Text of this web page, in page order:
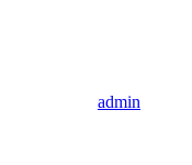
admin